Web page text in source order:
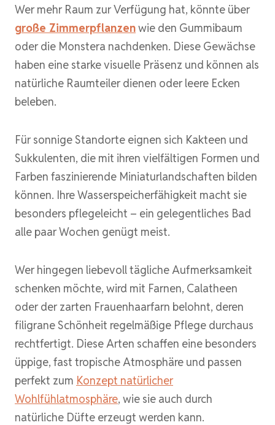
Wer mehr Raum zur Verfügung hat, könnte über
große Zimmerpflanzenwie den Gummibaum
oder die Monstera nachdenken. Diese Gewächse
haben eine starke visuelle Präsenz und können als
natürliche Raumteiler dienen oder leere Ecken
beleben.
Für sonnige Standorte eignen sich Kakteen und
Sukkulenten, die mit ihren vielfältigen Formen und
Farben faszinierende Miniaturlandschaften bilden
können. Ihre Wasserspeicherfähigkeit macht sie
besonders pflegeleicht – ein gelegentliches Bad
alle paar Wochen genügt meist.
Wer hingegen liebevoll tägliche Aufmerksamkeit
schenken möchte, wird mit Farnen, Calatheen
oder der zarten Frauenhaarfarn belohnt, deren
filigrane Schönheit regelmäßige Pflege durchaus
rechtfertigt. Diese Arten schaffen eine besonders
üppige, fast tropische Atmosphäre und passen
perfekt zum Konzept natürlicher
Wohlfühlatmosphäre, wie sie auch durch
natürliche Düfte erzeugt werden kann.